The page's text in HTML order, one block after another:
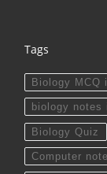
Tags
Biology MCQ
biology notes
Biology Quiz
Computer